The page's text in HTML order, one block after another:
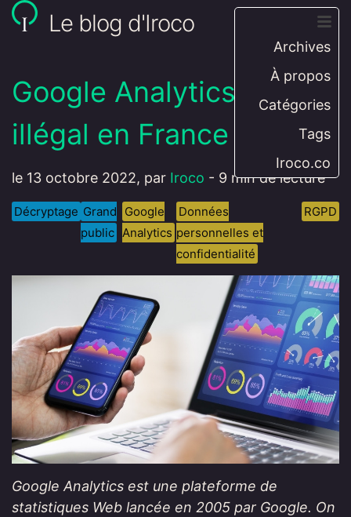
Le blog d'Iroco
Archives
À propos
Catégories
Tags
Iroco.co
Google Analytics est-il
illégal en France ?
le 13 octobre 2022, par Iroco - 9 min de lecture
Décryptage Grand
public
Google
Analytics
Données
personnelles et
confidentialité
RGPD
Google Analytics est une plateforme de
statistiques Web lancée en 2005 par Google. On